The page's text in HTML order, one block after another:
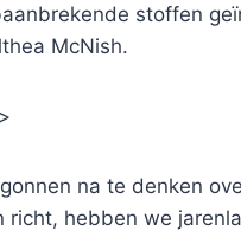
stoffen
McNish.
na te denken
richt, hebben we